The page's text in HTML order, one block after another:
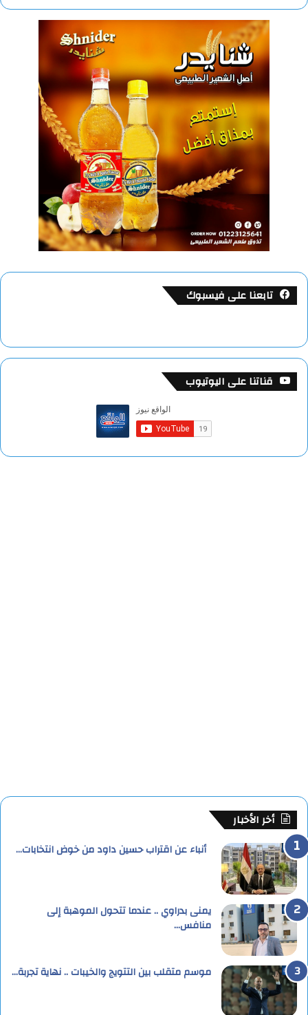
تابعنا على فيسبوك
قناتنا على اليوتيوب
أخر الأخبار
أنباء عن اقتراب حسين داود من خوض انتخابات…
يمنى بدراوي .. عندما تتحول الموهبة إلى
منافس…
موسم متقلب بين التتويج والخيبات .. نهاية تجربة…